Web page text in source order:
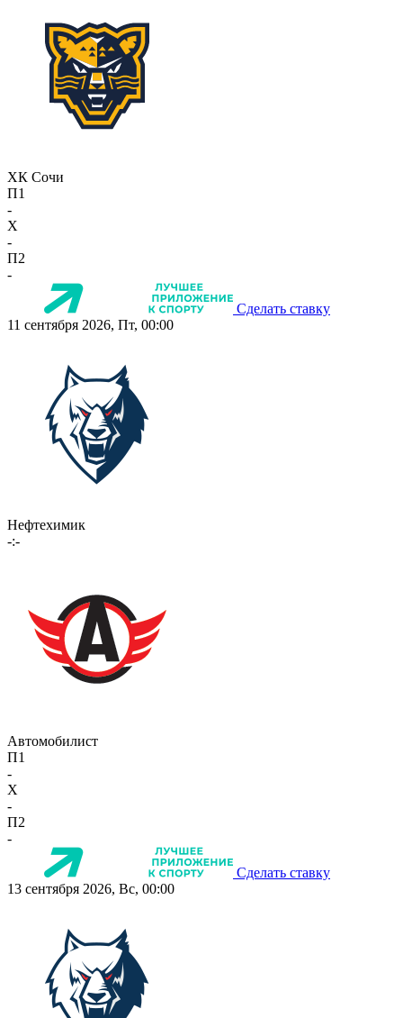
ХК Сочи
П1
-
X
-
П2
-
Сделать ставку
11 сентября 2026, Пт, 00:00
Нефтехимик
-:-
Автомобилист
П1
-
X
-
П2
-
Сделать ставку
13 сентября 2026, Вс, 00:00